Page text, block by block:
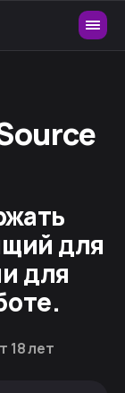
для
для
18 лет